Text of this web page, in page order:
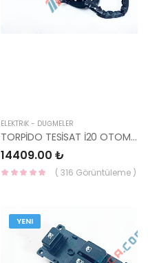
ELEKTRİK - DÜĞMELER
TORPİDO TESİSAT İ20 OTOMATİK BENZİNLİ 14-17 91156-C8731-HMC
14409.00 ₺
( 316 Görüntüleme )
YENI